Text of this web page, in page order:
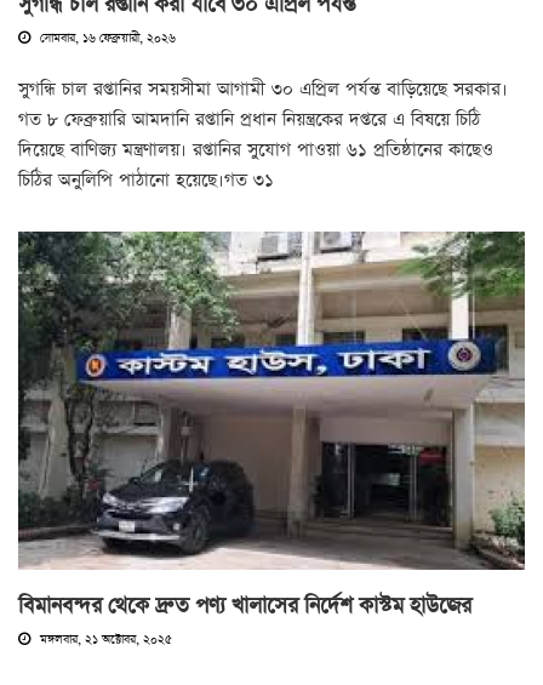
সোমবার, ১৬ ফেব্রুয়ারী, ২০২৬
সুগন্ধি চাল রপ্তানির সময়সীমা আগামী ৩০ এপ্রিল পর্যন্ত বাড়িয়েছে সরকার।
গত ৮ ফেব্রুয়ারি আমদানি রপ্তানি প্রধান নিয়ন্ত্রকের দপ্তরে এ বিষয়ে চিঠি
দিয়েছে বাণিজ্য মন্ত্রণালয়। রপ্তানির সুযোগ পাওয়া ৬১ প্রতিষ্ঠানের কাছেও
চিঠির অনুলিপি পাঠানো হয়েছে।গত ৩১
বিমানবন্দর থেকে দ্রুত পণ্য খালাসের নির্দেশ কাস্টম হাউজের
মঙ্গলবার, ২১ অক্টোবর, ২০২৫